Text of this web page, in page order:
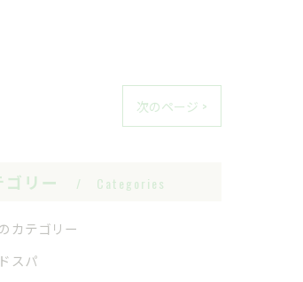
次のページ >
ゴリー Categories
カテゴリー
スパ